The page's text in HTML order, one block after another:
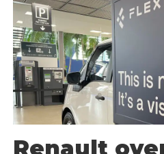
Renault